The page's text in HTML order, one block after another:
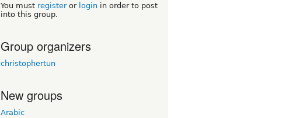
You must registeror login in order to post
into this group.
Group organizers
christophertun
New groups
Arabic